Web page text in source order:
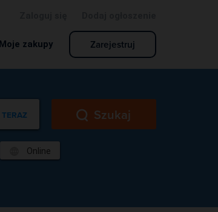
Moje zakupy Zarejestruj
TERAZ Szukaj
Online